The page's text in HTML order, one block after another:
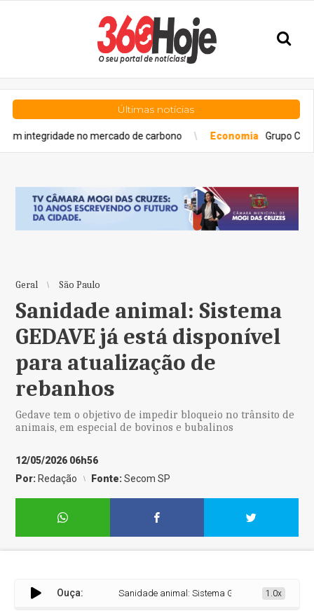
Últimas notícias
no mercado de carbono Economia Grupo Cyrela é
Geral São Paulo
Sanidade animal: Sistema
GEDAVE já está disponível
para atualização de
rebanhos
Gedave tem o objetivo de impedir bloqueio no trânsito de
animais, em especial de bovinos e bubalinos
12/05/2026 06h56
Por: Redação Fonte:Secom SP
Ouça: Sanidade animal: Sistema GEDAVE já está
1.0x